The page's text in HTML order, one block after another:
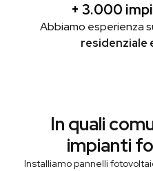
+ 3.000
Abbiamo esperienza
residenziale
In quali
impianti
Installiamo pannelli